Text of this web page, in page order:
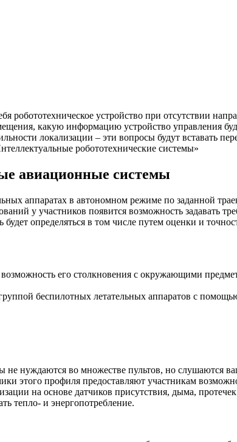
робототехническое устройство при отсутствии
какую информацию устройство управления
локализации – эти вопросы будут вставать
робототехнические системы»
авиационные системы
аппаратах в автономном режиме по заданной
у участников появится возможность задавать
определяться в том числе путем оценки и
возможность его столкновения с окружающими
беспилотных летательных аппаратов с
не нуждаются во множестве пультов, но слушаются
этого профиля предоставляют участникам
на основе датчиков присутствия, дыма,
тепло- и энергопотребление.